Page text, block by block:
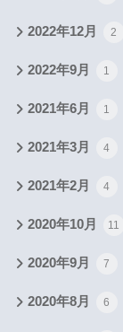
2022年12月 2
2022年9月 1
2021年6月 1
2021年3月 4
2021年2月 4
2020年10月 11
2020年9月 7
2020年8月 6